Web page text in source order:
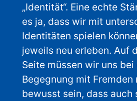
„Identität“. Eine echte
es ja, dass wir mit
Identitäten spielen
jeweils neu erleben. Auf
Seite müssen wir uns bei
Begegnung mit Fremden
bewusst sein, dass auch